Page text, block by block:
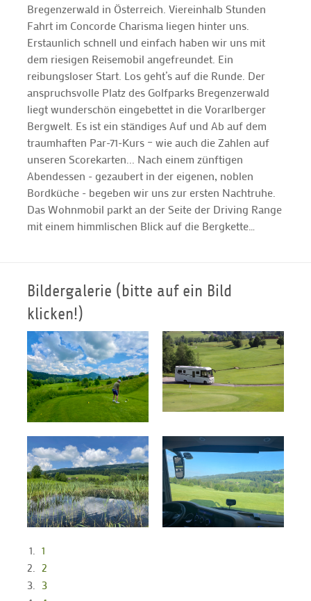
Bregenzerwald in Österreich. Viereinhalb Stunden
Fahrt im Concorde Charisma liegen hinter uns.
Erstaunlich schnell und einfach haben wir uns mit
dem riesigen Reisemobil angefreundet. Ein
reibungsloser Start. Los geht’s auf die Runde. Der
anspruchsvolle Platz des Golfparks Bregenzerwald
liegt wunderschön eingebettet in die Vorarlberger
Bergwelt. Es ist ein ständiges Auf und Ab auf dem
traumhaften Par-71-Kurs – wie auch die Zahlen auf
unseren Scorekarten... Nach einem zünftigen
Abendessen - gezaubert in der eigenen, noblen
Bordküche - begeben wir uns zur ersten Nachtruhe.
Das Wohnmobil parkt an der Seite der Driving Range
mit einem himmlischen Blick auf die Bergkette…
Bildergalerie (bitte auf ein Bild
klicken!)
1
2
3